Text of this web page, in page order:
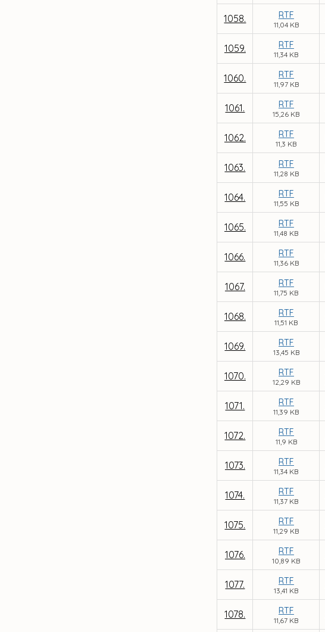
1058. RTF
11,04 KB
1059. RTF
11,34 KB
1060. RTF
11,97 KB
1061. RTF
15,26 KB
1062. RTF
11,3 KB
1063. RTF
11,28 KB
1064. RTF
11,55 KB
1065. RTF
11,48 KB
1066. RTF
11,36 KB
1067. RTF
11,75 KB
1068. RTF
11,51 KB
1069. RTF
13,45 KB
1070. RTF
12,29 KB
1071. RTF
11,39 KB
1072. RTF
11,9 KB
1073. RTF
11,34 KB
1074. RTF
11,37 KB
1075. RTF
11,29 KB
1076. RTF
10,89 KB
1077. RTF
13,41 KB
1078. RTF
11,67 KB